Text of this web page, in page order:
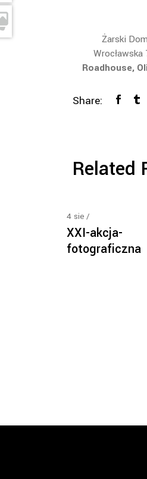
Żarski
Roadhouse,
Share:
Related
4 sie
XXI-akcja-
fotograficzna